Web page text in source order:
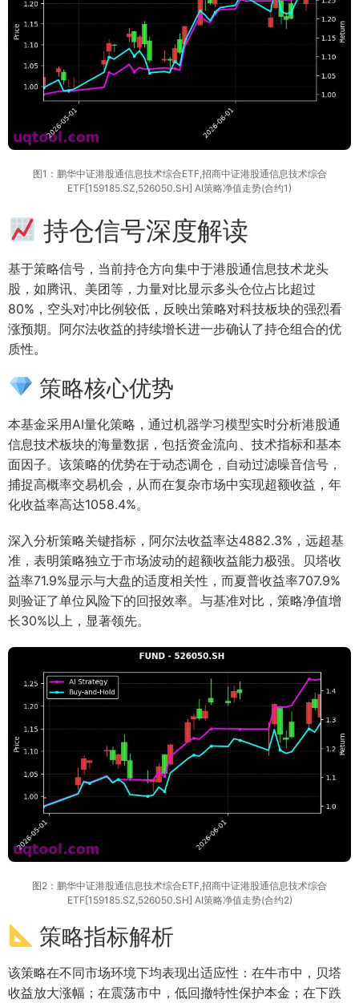
图1：鹏华中证港股通信息技术综合ETF,招商中证港股通信息技术综合
ETF[159185.SZ,526050.SH] AI策略净值走势(合约1)
持仓信号深度解读
基于策略信号，当前持仓方向集中于港股通信息技术龙头
股，如腾讯、美团等，力量对比显示多头仓位占比超过
80%，空头对冲比例较低，反映出策略对科技板块的强烈看
涨预期。阿尔法收益的持续增长进一步确认了持仓组合的优
质性。
策略核心优势
本基金采用AI量化策略，通过机器学习模型实时分析港股通
信息技术板块的海量数据，包括资金流向、技术指标和基本
面因子。该策略的优势在于动态调仓，自动过滤噪音信号，
捕捉高概率交易机会，从而在复杂市场中实现超额收益，年
化收益率高达1058.4%。
深入分析策略关键指标，阿尔法收益率达4882.3%，远超基
准，表明策略独立于市场波动的超额收益能力极强。贝塔收
益率71.9%显示与大盘的适度相关性，而夏普收益率707.9%
则验证了单位风险下的回报效率。与基准对比，策略净值增
长30%以上，显著领先。
图2：鹏华中证港股通信息技术综合ETF,招商中证港股通信息技术综合
ETF[159185.SZ,526050.SH] AI策略净值走势(合约2)
策略指标解析
该策略在不同市场环境下均表现出适应性：在牛市中，贝塔
收益放大涨幅；在震荡市中，低回撤特性保护本金；在下跌